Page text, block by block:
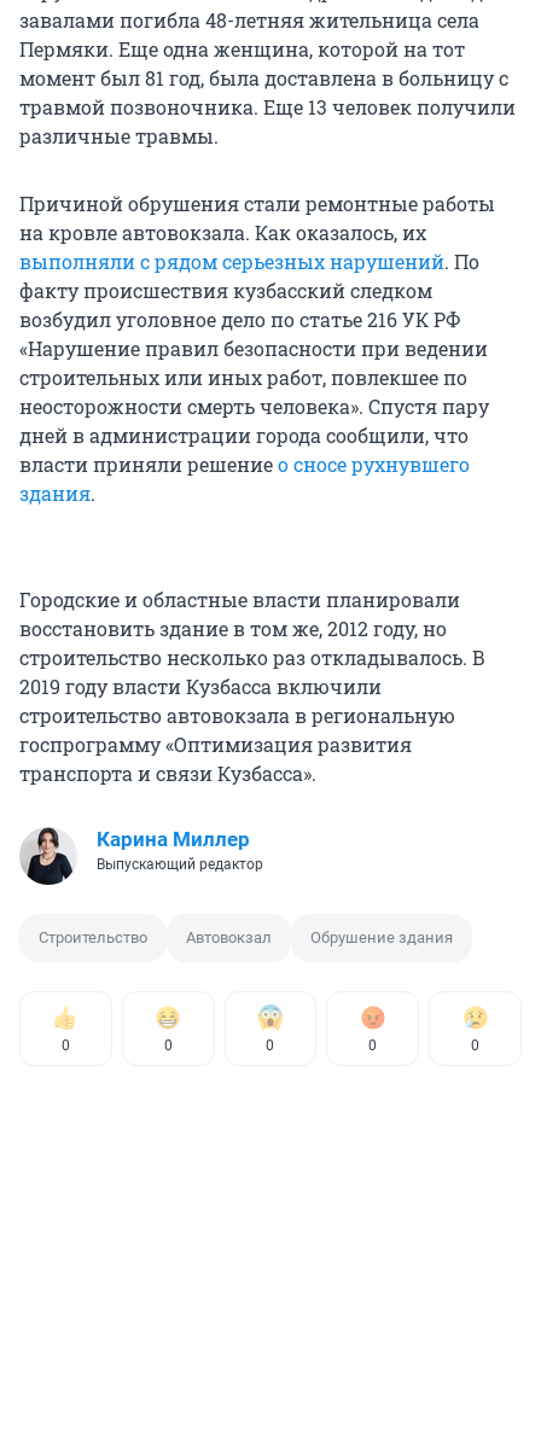
завалами погибла 48-летняя жительница села
Пермяки. Еще одна женщина, которой на тот
момент был 81 год, была доставлена в больницу с
травмой позвоночника. Еще 13 человек получили
различные травмы.
Причиной обрушения стали ремонтные работы
на кровле автовокзала. Как оказалось, их
выполняли с рядом серьезных нарушений. По
факту происшествия кузбасский следком
возбудил уголовное дело по статье 216 УК РФ
«Нарушение правил безопасности при ведении
строительных или иных работ, повлекшее по
неосторожности смерть человека». Спустя пару
дней в администрации города сообщили, что
власти приняли решениео сносе рухнувшего
здания.
Городские и областные власти планировали
восстановить здание в том же, 2012 году, но
строительство несколько раз откладывалось. В
2019 году власти Кузбасса включили
строительство автовокзала в региональную
госпрограмму «Оптимизация развития
транспорта и связи Кузбасса».
Карина Миллер
Выпускающий редактор
Строительство Автовокзал Обрушение здания
0 0 0 0 0